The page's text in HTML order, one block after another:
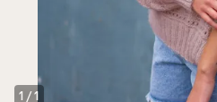
1 /1